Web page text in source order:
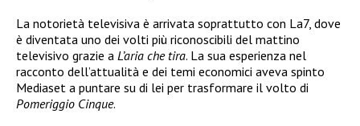
La notorietà televisiva è arrivata soprattutto con La7, dove
è diventata uno dei volti più riconoscibili del mattino
televisivo grazie a L’aria che tira. La sua esperienza nel
racconto dell’attualità e dei temi economici aveva spinto
Mediaset a puntare su di lei per trasformare il volto di
Pomeriggio Cinque.